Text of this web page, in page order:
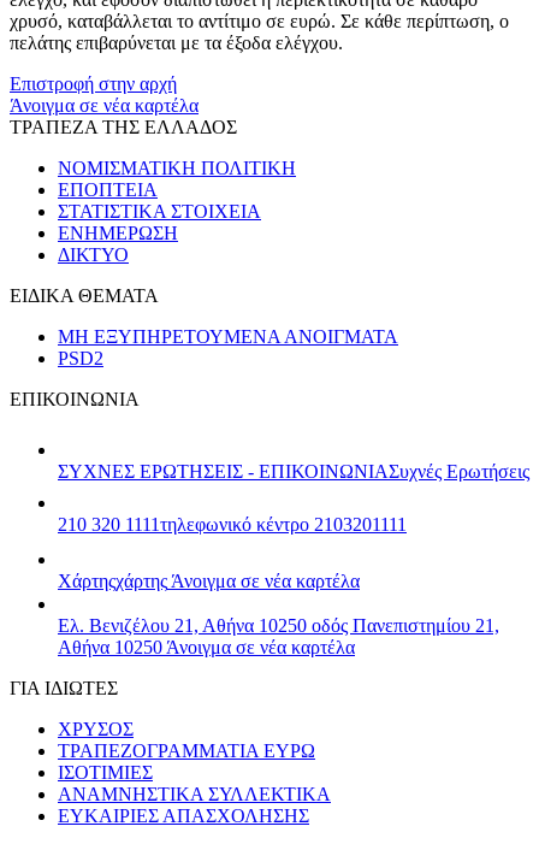
χρυσό, καταβάλλεται το αντίτιμο σε ευρώ. Σε κάθε περίπτωση, ο
πελάτης επιβαρύνεται με τα έξοδα ελέγχου.
Επιστροφή στην αρχή
Άνοιγμα σε νέα καρτέλα
ΤΡΑΠΕΖΑ ΤΗΣ ΕΛΛΑΔΟΣ
ΝΟΜΙΣΜΑΤΙΚΗ ΠΟΛΙΤΙΚΗ
ΕΠΟΠΤΕΙΑ
ΣΤΑΤΙΣΤΙΚΑ ΣΤΟΙΧΕΙΑ
ΕΝΗΜΕΡΩΣΗ
ΔΙΚΤΥΟ
ΕΙΔΙΚΑ ΘΕΜΑΤΑ
ΜΗ ΕΞΥΠΗΡΕΤΟΥΜΕΝΑ ΑΝΟΙΓΜΑΤΑ
PSD2
ΕΠΙΚΟΙΝΩΝΙΑ
ΣΥΧΝΕΣ ΕΡΩΤΗΣΕΙΣ - ΕΠΙΚΟΙΝΩΝΙΑΣυχνές Ερωτήσεις
210 320 1111τηλεφωνικό κέντρο 2103201111
Χάρτηςχάρτης Άνοιγμα σε νέα καρτέλα
Ελ. Βενιζέλου 21, Αθήνα 10250 οδός Πανεπιστημίου 21,
Αθήνα 10250 Άνοιγμα σε νέα καρτέλα
ΓΙΑ ΙΔΙΩΤΕΣ
ΧΡΥΣΟΣ
ΤΡΑΠΕΖΟΓΡΑΜΜΑΤΙΑ ΕΥΡΩ
ΙΣΟΤΙΜΙΕΣ
ΑΝΑΜΝΗΣΤΙΚΑ ΣΥΛΛΕΚΤΙΚΑ
ΕΥΚΑΙΡΙΕΣ ΑΠΑΣΧΟΛΗΣΗΣ